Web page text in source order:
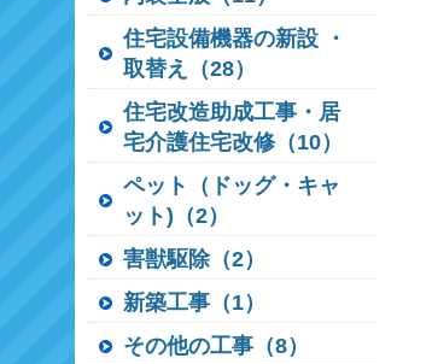
住宅設備機器の新設 ・
取替え（28）
住宅改造助成工事・居
宅介護住宅改修（10）
ペット（ドッグ・キャ
ット)（2）
害獣駆除（2）
新築工事（1）
その他の工事（8）